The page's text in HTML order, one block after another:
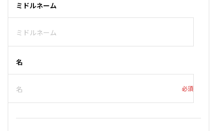
ミドルネーム
名
必須